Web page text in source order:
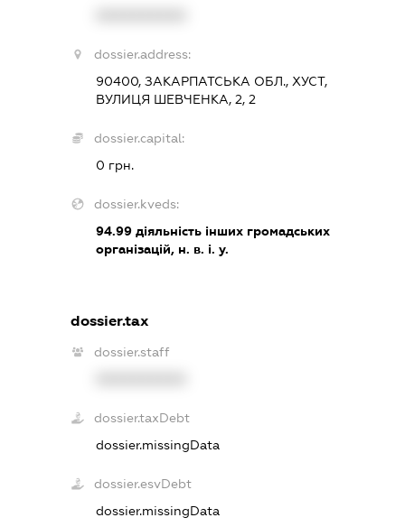
dossier.address:
90400, ЗАКАРПАТСЬКА ОБЛ., ХУСТ,
ВУЛИЦЯ ШЕВЧЕНКА, 2, 2
dossier.capital:
0 грн.
dossier.kveds:
94.99 діяльність інших громадських
організацій, н. в. і. у.
dossier.tax
dossier.staff
dossier.taxDebt
dossier.missingData
dossier.esvDebt
dossier.missingData